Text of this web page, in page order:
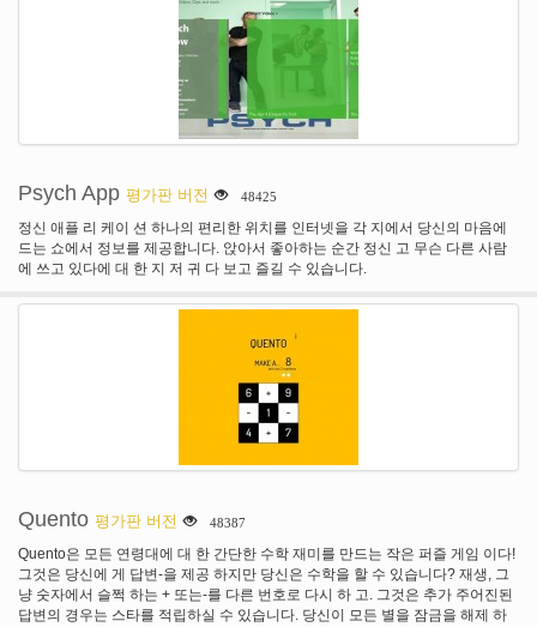
Psych App 평가판 버전 48425
정신 애플 리 케이 션 하나의 편리한 위치를 인터넷을 각 지에서 당신의 마음에
드는 쇼에서 정보를 제공합니다. 앉아서 좋아하는 순간 정신 고 무슨 다른 사람
에 쓰고 있다에 대 한 지 저 귀 다 보고 즐길 수 있습니다.
Quento 평가판 버전 48387
Quento은 모든 연령대에 대 한 간단한 수학 재미를 만드는 작은 퍼즐 게임 이다!
그것은 당신에 게 답변-을 제공 하지만 당신은 수학을 할 수 있습니다? 재생, 그
냥 숫자에서 슬쩍 하는 + 또는-를 다른 번호로 다시 하 고. 그것은 추가 주어진된
답변의 경우는 스타를 적립하실 수 있습니다. 당신이 모든 별을 잠금을 해제 하